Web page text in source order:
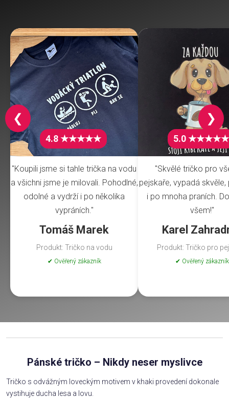
4.8 ★★★★★
"Koupili jsme si tahle trička na vodu
a všichni jsme je milovali. Pohodlné,
odolné a vydrží i po několika
vypráních."
Tomáš Marek
Produkt: Tričko na vodu
✔ Ověřený zákazník
5.0 ★★★★★
"Skvělé tričko pro
pejskaře, vypadá
i po mnoha praních.
všem!"
Karel
Produkt: Tričko pro
✔ Ověřený zákazník
❮ ❯
Pánské tričko – Nikdy neser myslivce
Tričko s odvážným loveckým motivem v khaki provedení dokonale
vystihuje ducha lesa a lovu.